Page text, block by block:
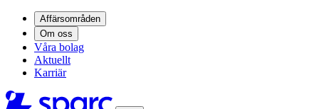
Affärsområden
Om oss
Våra bolag
Aktuellt
Karriär